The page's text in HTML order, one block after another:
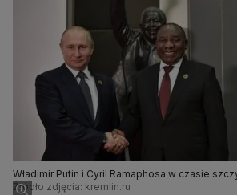
Władimir Putin i Cyril Ramaphosa w czasie
Zdjęcie z lipca 2018 roku
Źródło zdjęcia: kremlin.ru